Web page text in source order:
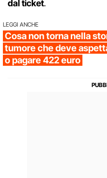
dal ticket.
LEGGI ANCHE
Cosa non torna nella
tumore che deve
o pagare 422 euro